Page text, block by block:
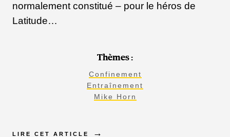
normalement constitué – pour le héros de
Latitude…
Thèmes :
Confinement
Entraînement
Mike Horn
LIRE CET ARTICLE